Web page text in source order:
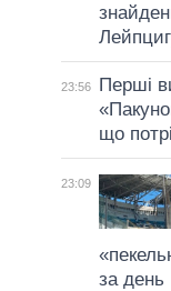
23:56
Перші
що
23:09
за день